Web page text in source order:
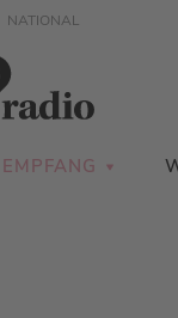
NATIONAL
EMPFANG